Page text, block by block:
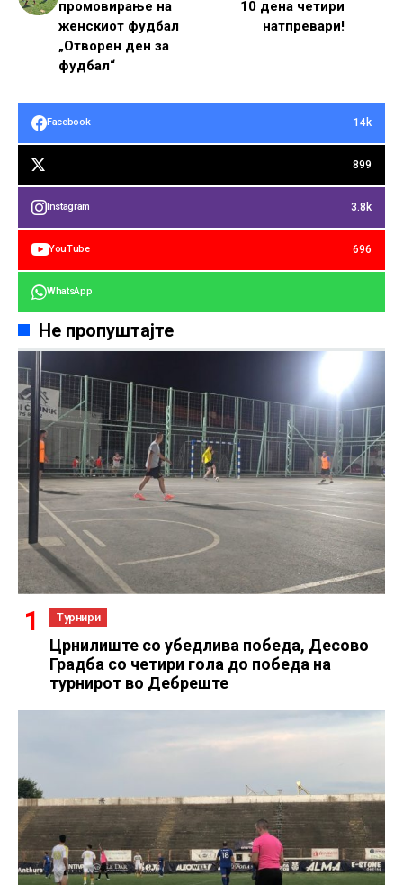
промовирање на
женскиот фудбал
„Отворен ден за
фудбал“
10 дена четири
натпревари!
Facebook 14k
899
Instagram 3.8k
YouTube 696
WhatsApp
Не пропуштајте
Турнири
Црнилиште со убедлива победа, Десово
Градба со четири гола до победа на
турнирот во Дебреште